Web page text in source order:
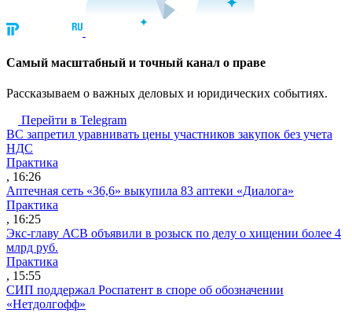
Cамый масштабный и точный канал о праве
Рассказываем о важных деловых и юридических событиях.
Перейти в Telegram
ВС запретил уравнивать цены участников закупок без учета
НДС
Практика
, 16:26
Аптечная сеть «36,6» выкупила 83 аптеки «Диалога»
Практика
, 16:25
Экс-главу АСВ объявили в розыск по делу о хищении более 4
млрд руб.
Практика
, 15:55
СИП поддержал Роспатент в споре об обозначении
«Нетдолгофф»